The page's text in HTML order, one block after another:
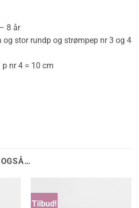
8 år
og stor rundp og strømpep nr 3 og 4
nr 4 = 10 cm
Tilbud!